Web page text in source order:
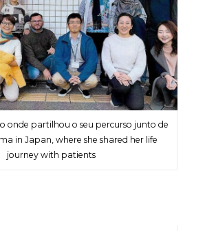
onde partilhou o seu percurso junto de
in Japan, where she shared her life
journey with patients